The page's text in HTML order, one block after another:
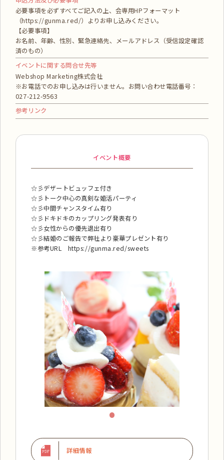
必要事項を必ずすべてご記入の上、会専用HPフォーマット
（https://gunma.red/）よりお申し込みください。
【必要事項】
お名前、年齢、性別、緊急連絡先、メールアドレス（受信設定確認
済のもの）
イベントに関する問合せ先等
Webshop Marketing株式会社
※お電話でのお申し込みは行いません。お問い合わせ電話番号：
027-212-9563
参考リンク
イベント概要
☆彡デザートビュッフェ付き
☆彡トーク中心の真剣な婚活パーティ
☆彡中間チャンスタイム有り
☆彡ドキドキのカップリング発表有り
☆彡女性からの優先退出有り
☆彡結婚のご報告で弊社より豪華プレゼント有り
※参考URL https://gunma.red/sweets
詳細情報